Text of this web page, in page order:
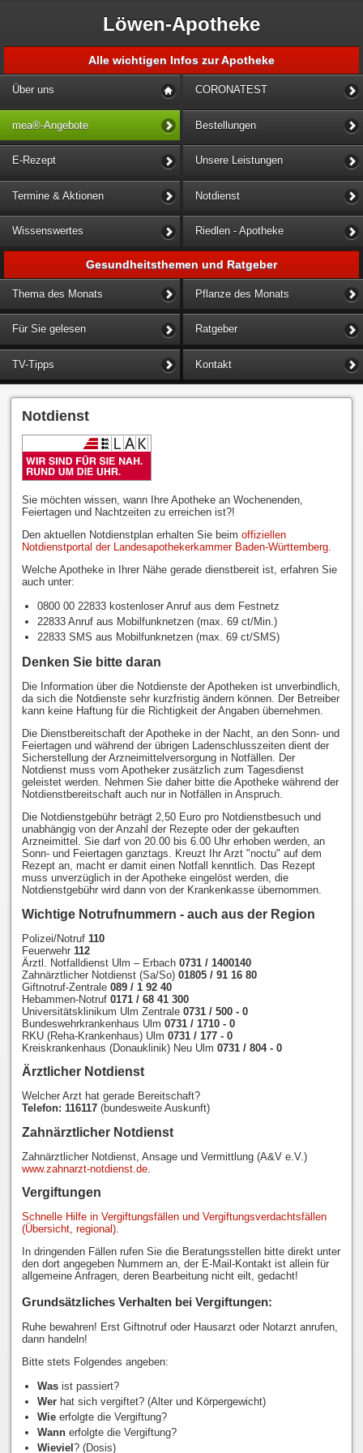
Löwen-Apotheke
Alle wichtigen Infos zur Apotheke
Über uns CORONATEST
mea®-Angebote Bestellungen
E-Rezept Unsere Leistungen
Termine & Aktionen Notdienst
Wissenswertes Riedlen - Apotheke
Gesundheitsthemen und Ratgeber
Thema des Monats Pflanze des Monats
Für Sie gelesen Ratgeber
TV-Tipps Kontakt
Notdienst
Sie möchten wissen, wann Ihre Apotheke an Wochenenden,
Feiertagen und Nachtzeiten zu erreichen ist?!
Den aktuellen Notdienstplan erhalten Sie beim offiziellen
Notdienstportal der Landesapothekerkammer Baden-Württemberg.
Welche Apotheke in Ihrer Nähe gerade dienstbereit ist, erfahren Sie
auch unter:
0800 00 22833 kostenloser Anruf aus dem Festnetz
22833 Anruf aus Mobilfunknetzen (max. 69 ct/Min.)
22833 SMS aus Mobilfunknetzen (max. 69 ct/SMS)
Denken Sie bitte daran
Die Information über die Notdienste der Apotheken ist unverbindlich,
da sich die Notdienste sehr kurzfristig ändern können. Der Betreiber
kann keine Haftung für die Richtigkeit der Angaben übernehmen.
Die Dienstbereitschaft der Apotheke in der Nacht, an den Sonn- und
Feiertagen und während der übrigen Ladenschlusszeiten dient der
Sicherstellung der Arzneimittelversorgung in Notfällen. Der
Notdienst muss vom Apotheker zusätzlich zum Tagesdienst
geleistet werden. Nehmen Sie daher bitte die Apotheke während der
Notdienstbereitschaft auch nur in Notfällen in Anspruch.
Die Notdienstgebühr beträgt 2,50 Euro pro Notdienstbesuch und
unabhängig von der Anzahl der Rezepte oder der gekauften
Arzneimittel. Sie darf von 20.00 bis 6.00 Uhr erhoben werden, an
Sonn- und Feiertagen ganztags. Kreuzt Ihr Arzt "noctu" auf dem
Rezept an, macht er damit einen Notfall kenntlich. Das Rezept
muss unverzüglich in der Apotheke eingelöst werden, die
Notdienstgebühr wird dann von der Krankenkasse übernommen.
Wichtige Notrufnummern - auch aus der Region
Polizei/Notruf 110
Feuerwehr 112
Ärztl. Notfalldienst Ulm – Erbach 0731 / 1400140
Zahnärztlicher Notdienst (Sa/So) 01805 / 91 16 80
Giftnotruf-Zentrale 089 / 1 92 40
Hebammen-Notruf 0171 / 68 41 300
Universitätsklinikum Ulm Zentrale 0731 / 500 - 0
Bundeswehrkrankenhaus Ulm 0731 / 1710 - 0
RKU (Reha-Krankenhaus) Ulm 0731 / 177 - 0
Kreiskrankenhaus (Donauklinik) Neu Ulm 0731 / 804 - 0
Ärztlicher Notdienst
Welcher Arzt hat gerade Bereitschaft?
Telefon: 116117(bundesweite Auskunft)
Zahnärztlicher Notdienst
Zahnärztlicher Notdienst, Ansage und Vermittlung (A&V e.V.)
www.zahnarzt-notdienst.de.
Vergiftungen
Schnelle Hilfe in Vergiftungsfällen und Vergiftungsverdachtsfällen
(Übersicht, regional).
In dringenden Fällen rufen Sie die Beratungsstellen bitte direkt unter
den dort angegeben Nummern an, der E-Mail-Kontakt ist allein für
allgemeine Anfragen, deren Bearbeitung nicht eilt, gedacht!
Grundsätzliches Verhalten bei Vergiftungen:
Ruhe bewahren! Erst Giftnotruf oder Hausarzt oder Notarzt anrufen,
dann handeln!
Bitte stets Folgendes angeben:
Was ist passiert?
Wer hat sich vergiftet? (Alter und Körpergewicht)
Wie erfolgte die Vergiftung?
Wann erfolgte die Vergiftung?
Wieviel? (Dosis)